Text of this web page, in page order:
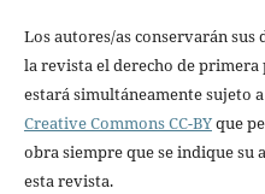
Los autores/as conservarán sus
la revista el derecho de primera
estará simultáneamente sujeto
Creative Commons CC-BYque
obra siempre que se indique
esta revista.